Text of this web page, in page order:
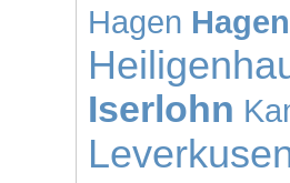
Hagen
Iserlohn